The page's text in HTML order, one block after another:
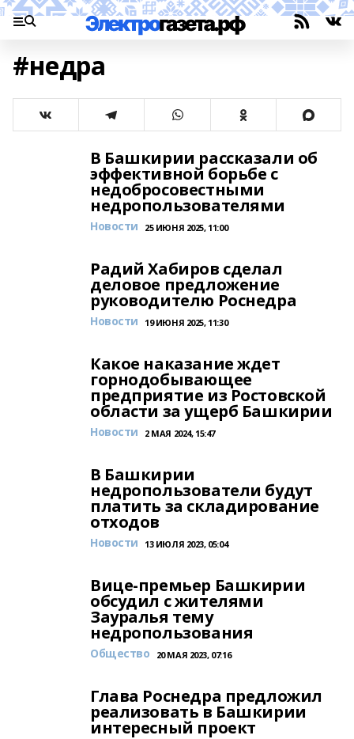
#недра
В Башкирии рассказали об
эффективной борьбе с
недобросовестными
недропользователями
Новости 25 ИЮНЯ 2025, 11:00
Радий Хабиров сделал
деловое предложение
руководителю Роснедра
Новости 19 ИЮНЯ 2025, 11:30
Какое наказание ждет
горнодобывающее
предприятие из Ростовской
области за ущерб Башкирии
Новости 2 МАЯ 2024, 15:47
В Башкирии
недропользователи будут
платить за складирование
отходов
Новости 13 ИЮЛЯ 2023, 05:04
Вице-премьер Башкирии
обсудил с жителями
Зауралья тему
недропользования
Общество 20 МАЯ 2023, 07:16
Глава Роснедра предложил
реализовать в Башкирии
интересный проект